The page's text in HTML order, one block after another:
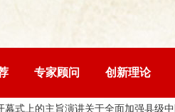
专家顾问 创新理论
上的主旨演讲关于全面加强县级中医